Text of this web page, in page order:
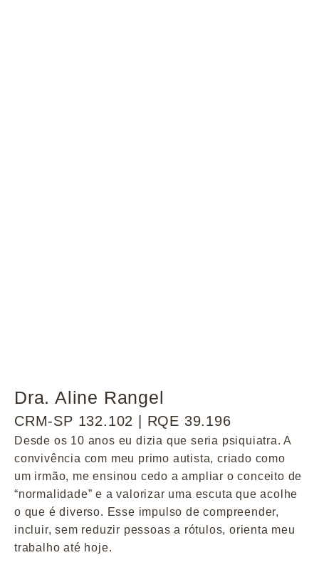
Dra. Aline Rangel
CRM-SP 132.102 | RQE 39.196
Desde os 10 anos eu dizia que seria psiquiatra. A
convivência com meu primo autista, criado como
um irmão, me ensinou cedo a ampliar o conceito de
“normalidade” e a valorizar uma escuta que acolhe
o que é diverso. Esse impulso de compreender,
incluir, sem reduzir pessoas a rótulos, orienta meu
trabalho até hoje.